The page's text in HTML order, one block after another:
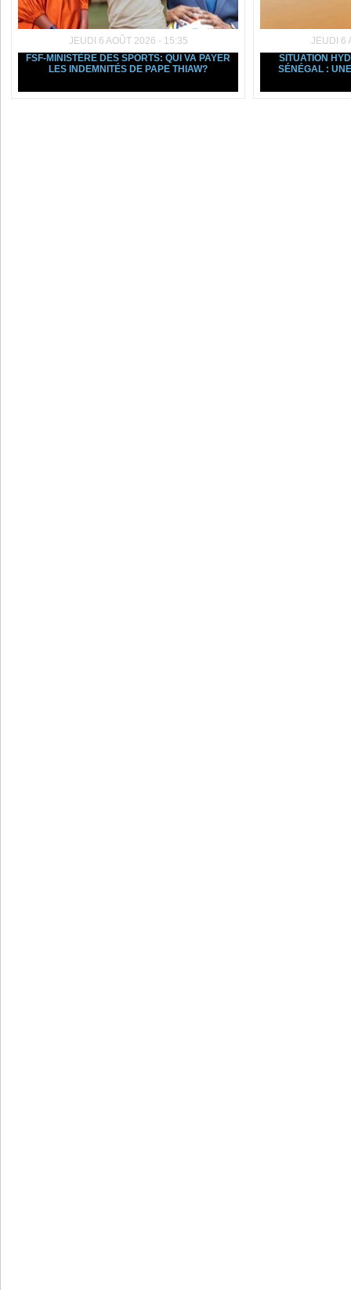
JEUDI 6 AOÛT 2026 - 15:35
FSF-MINISTÈRE DES SPORTS: QUI VA PAYER
LES INDEMNITÉS DE PAPE THIAW?
JEUDI 6
SITUATION
SÉNÉGAL :